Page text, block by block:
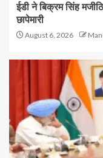
ईडी ने बिक्रम सिंह
छापेमारी
August 6, 2026